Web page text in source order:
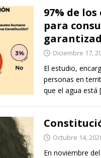
97% de
para
Diciembre 17,
El estudio,
personas en
que el agua está
Octubre 14,
En noviembre